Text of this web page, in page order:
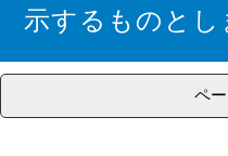
へ
示するものとし
ペ